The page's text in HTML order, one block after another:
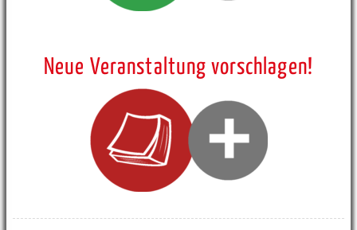
Neue Veranstaltung vorschlagen!